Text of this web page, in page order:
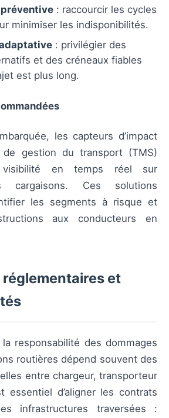
: raccourcir les cycles
minimiser les indisponibilités.
: privilégier des
et des créneaux fiables
est plus long.
les capteurs d’impact
gestion du transport (TMS)
visibilité en temps réel sur
cargaisons. Ces solutions
les segments à risque et
aux conducteurs en
et
responsabilité des dommages
routières dépend souvent des
entre chargeur, transporteur
essentiel d’aligner les contrats
infrastructures traversées :